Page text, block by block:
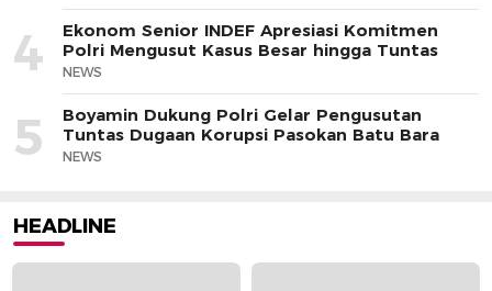
4
Ekonom Senior INDEF Apresiasi Komitmen
Polri Mengusut Kasus Besar hingga Tuntas
NEWS
5
Boyamin Dukung Polri Gelar Pengusutan
Tuntas Dugaan Korupsi Pasokan Batu Bara
NEWS
HEADLINE